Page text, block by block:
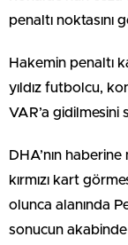
penaltı noktasını
Hakemin penaltı
yıldız futbolcu,
VAR’a gidilmesini
DHA’nın
kırmızı kart
olunca alanında
sonucun